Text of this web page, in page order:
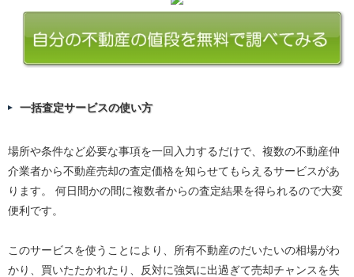
一括査定サービスの使い方
場所や条件など必要な事項を一回入力するだけで、複数の不動産仲
介業者から不動産売却の査定価格を知らせてもらえるサービスがあ
ります。 何日間かの間に複数者からの査定結果を得られるので大変
便利です。
このサービスを使うことにより、所有不動産のだいたいの相場がわ
かり、買いたたかれたり、反対に強気に出過ぎて売却チャンスを失